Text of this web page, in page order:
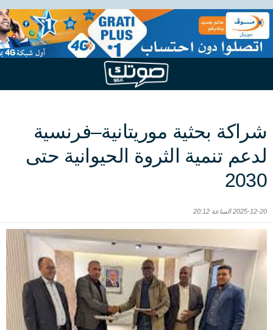
شراكة بحثية موريتانية–فرنسية
لدعم تنمية الثروة الحيوانية حتى
2030
2025-12-20 الساعة 20:12